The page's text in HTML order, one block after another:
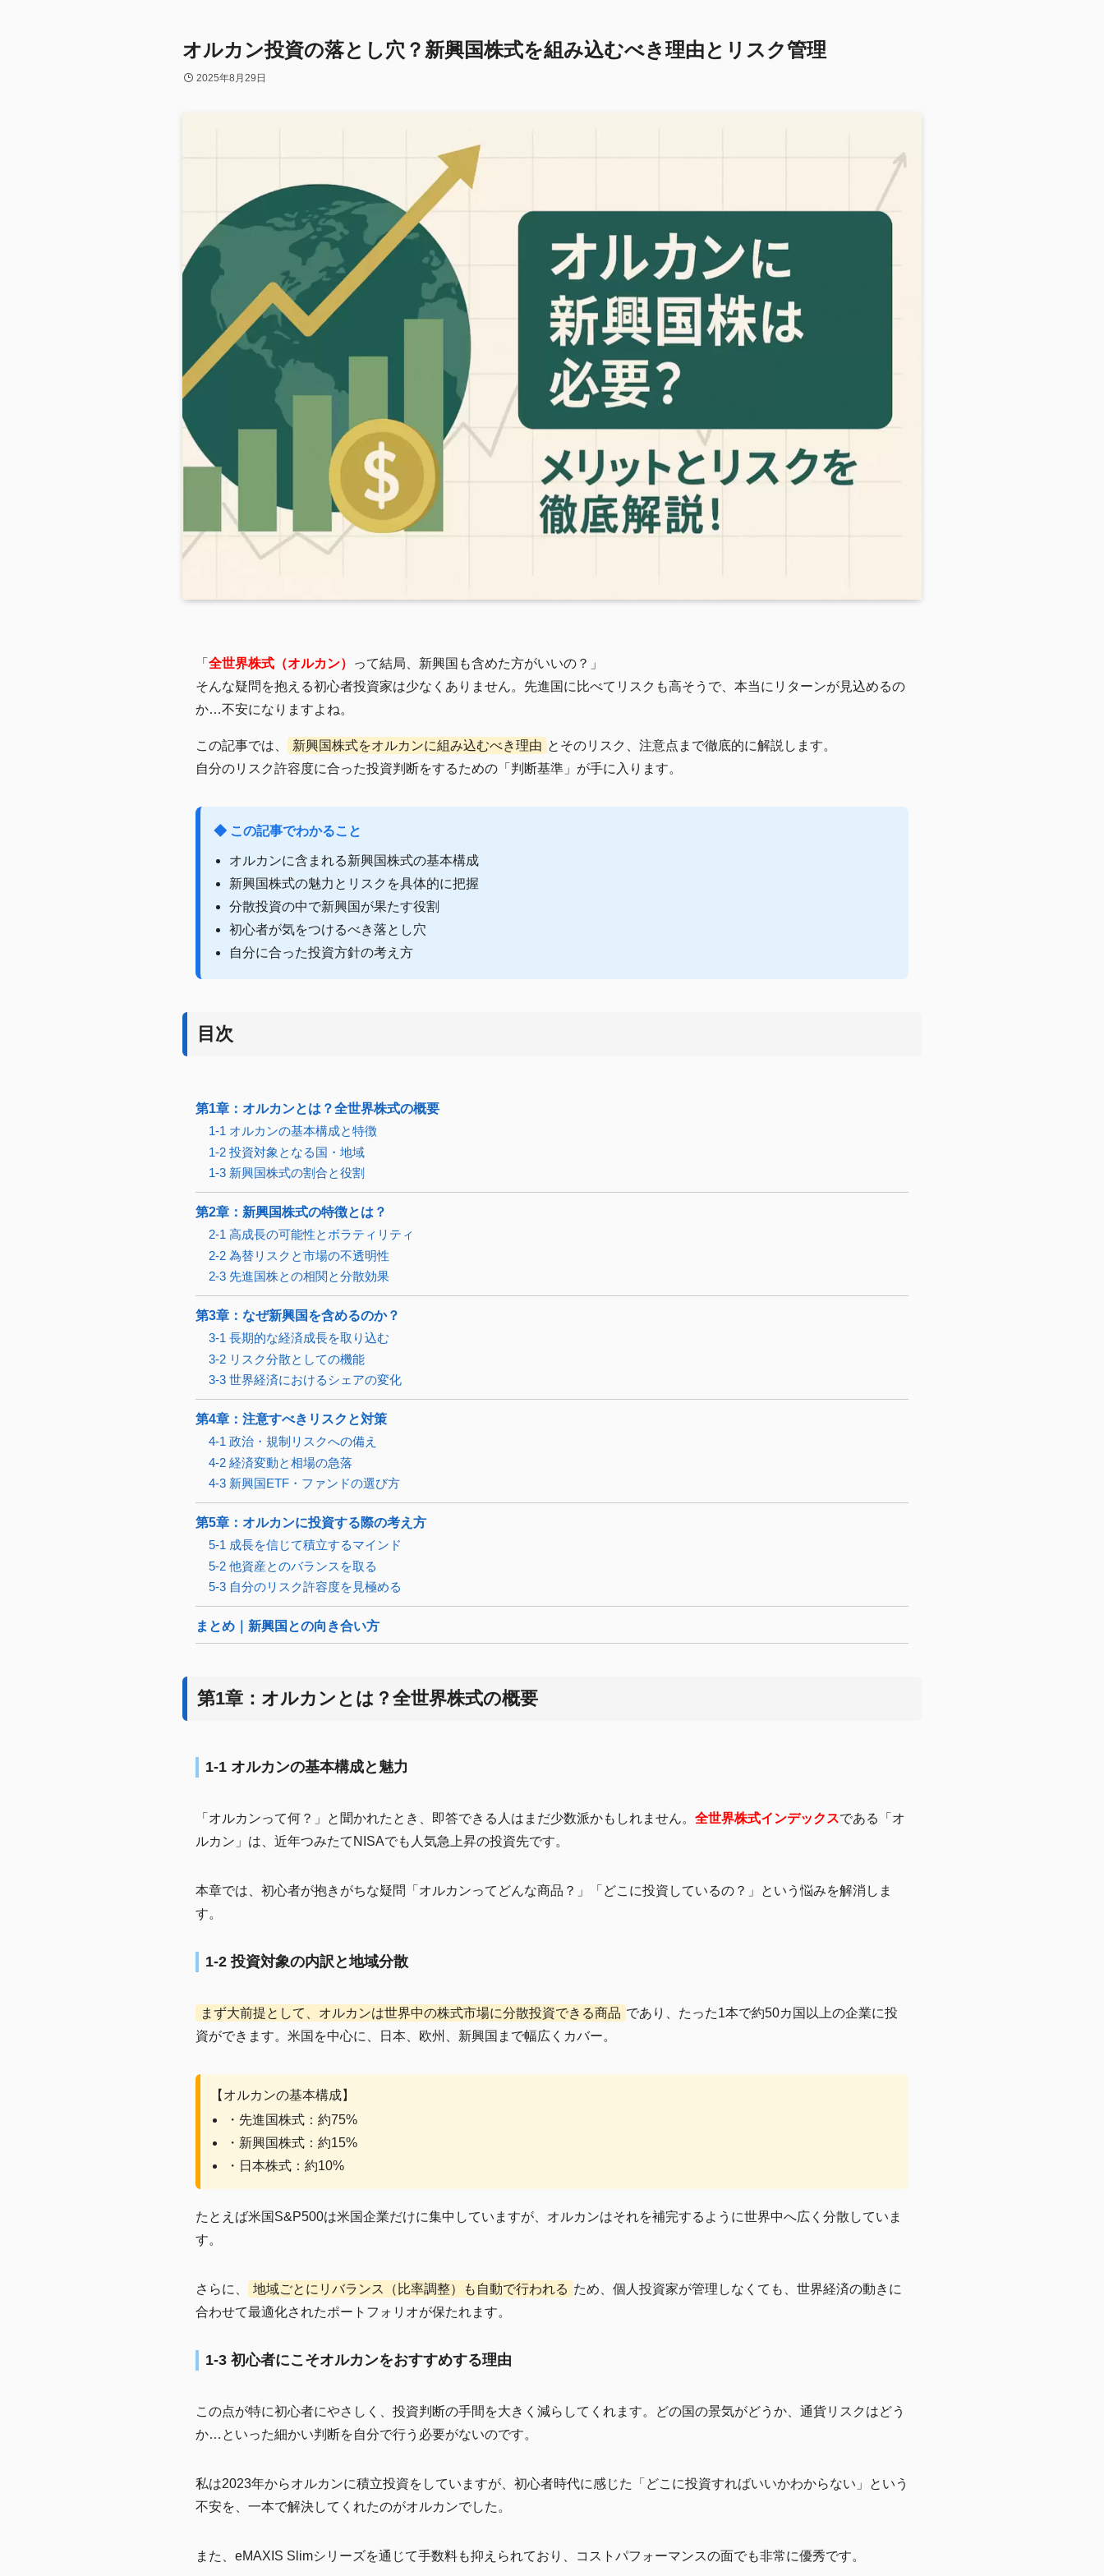
オルカン投資の落とし穴？新興国株式を組み込むべき理由とリスク管理
2025年8月29日
「 全世界株式（オルカン）
って結局、新興国も含めた方がいいの？」
そんな疑問を抱える初心者投資家は少なくありません。先進国に比べてリスクも高そうで、本当にリターンが見込めるの
か…不安になりますよね。
この記事では、 新興国株式をオルカンに組み込むべき理由 とそのリスク、注意点まで徹底的に解説します。
自分のリスク許容度に合った投資判断をするための「判断基準」が手に入ります。
◆ この記事でわかること
オルカンに含まれる新興国株式の基本構成
新興国株式の魅力とリスクを具体的に把握
分散投資の中で新興国が果たす役割
初心者が気をつけるべき落とし穴
自分に合った投資方針の考え方
目次
第1章：オルカンとは？全世界株式の概要
1-1 オルカンの基本構成と特徴
1-2 投資対象となる国・地域
1-3 新興国株式の割合と役割
第2章：新興国株式の特徴とは？
2-1 高成長の可能性とボラティリティ
2-2 為替リスクと市場の不透明性
2-3 先進国株との相関と分散効果
第3章：なぜ新興国を含めるのか？
3-1 長期的な経済成長を取り込む
3-2 リスク分散としての機能
3-3 世界経済におけるシェアの変化
第4章：注意すべきリスクと対策
4-1 政治・規制リスクへの備え
4-2 経済変動と相場の急落
4-3 新興国ETF・ファンドの選び方
第5章：オルカンに投資する際の考え方
5-1 成長を信じて積立するマインド
5-2 他資産とのバランスを取る
5-3 自分のリスク許容度を見極める
まとめ｜新興国との向き合い方
第1章：オルカンとは？全世界株式の概要
1-1 オルカンの基本構成と魅力
「オルカンって何？」と聞かれたとき、即答できる人はまだ少数派かもしれません。 全世界株式インデックスである「オ
ルカン」は、近年つみたてNISAでも人気急上昇の投資先です。
本章では、初心者が抱きがちな疑問「オルカンってどんな商品？」「どこに投資しているの？」という悩みを解消しま
す。
1-2 投資対象の内訳と地域分散
まず大前提として、オルカンは世界中の株式市場に分散投資できる商品 であり、たった1本で約50カ国以上の企業に投
資ができます。米国を中心に、日本、欧州、新興国まで幅広くカバー。
【オルカンの基本構成】
・先進国株式：約75%
・新興国株式：約15%
・日本株式：約10%
たとえば米国S&P500は米国企業だけに集中していますが、オルカンはそれを補完するように世界中へ広く分散していま
す。
さらに、 地域ごとにリバランス（比率調整）も自動で行われる ため、個人投資家が管理しなくても、世界経済の動きに
合わせて最適化されたポートフォリオが保たれます。
1-3 初心者にこそオルカンをおすすめする理由
この点が特に初心者にやさしく、投資判断の手間を大きく減らしてくれます。どの国の景気がどうか、通貨リスクはどう
か…といった細かい判断を自分で行う必要がないのです。
私は2023年からオルカンに積立投資をしていますが、初心者時代に感じた「どこに投資すればいいかわからない」という
不安を、一本で解決してくれたのがオルカンでした。
また、eMAXIS Slimシリーズを通じて手数料も抑えられており、コストパフォーマンスの面でも非常に優秀です。